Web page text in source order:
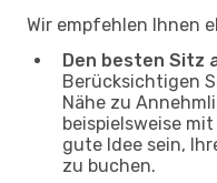
Wir empfehlen Ihnen
Den besten Sitz
Berücksichtigen
Nähe zu
beispielsweise
gute Idee sein,
zu buchen.